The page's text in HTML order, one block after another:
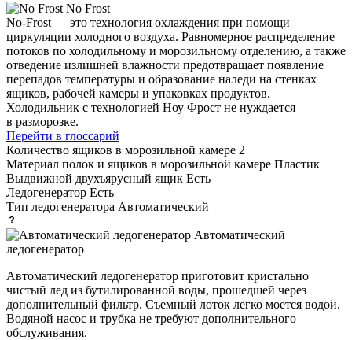
No Frost
No-Frost — это технология охлаждения при помощи
циркуляции холодного воздуха. Равномерное распределение
потоков по холодильному и морозильному отделению, а также
отведение излишней влажности предотвращает появление
перепадов температуры и образование наледи на стенках
ящиков, рабочей камеры и упаковках продуктов.
Холодильник с технологией Ноу Фрост не нуждается
в разморозке.
Перейти в глоссарий
Количество ящиков в морозильной камере 2
Материал полок и ящиков в морозильной камере Пластик
Выдвижной двухъярусный ящик Есть
Ледогенератор Есть
Тип ледогенератора Автоматический
Автоматический
ледогенератор
Автоматический ледогенератор приготовит кристально
чистый лед из бутилированной воды, прошедшей через
дополнительный фильтр. Съемный лоток легко моется водой.
Водяной насос и трубка не требуют дополнительного
обслуживания.